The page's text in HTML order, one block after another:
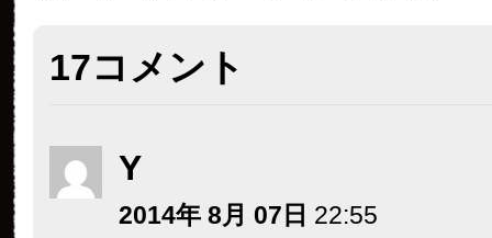
17コメント
Y
2014年 8月 07日 22:55